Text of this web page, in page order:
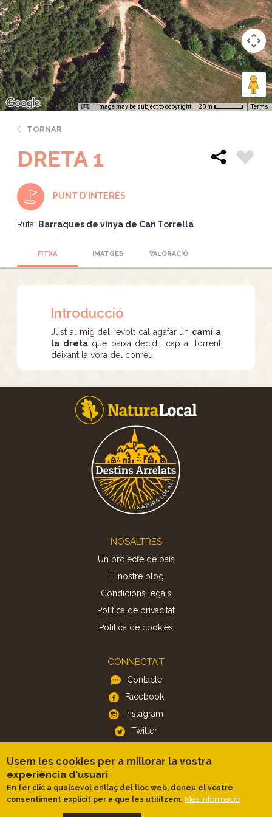
Image may be subject to copyright 20 m Terms
TORNAR
DRETA 1
PUNT D'INTERÈS
Ruta: Barraques de vinya de Can Torrella
FITXA IMATGES VALORACIÓ
Introducció
Just al mig del revolt cal agafar un camí a
la dretaque baixa decidit cap al torrent
deixant la vora del conreu.
NOSALTRES
Un projecte de país
El nostre blog
Condicions legals
Política de privacitat
Politica de cookies
CONNECTA'T
Contacte
Facebook
Instagram
Twitter
APP
iOS
Android
Usem les cookies per a millorar la vostra
experiència d'usuari
En fer clic a qualsevol enllaç del lloc web, doneu el vostre
consentiment explícit per a que les utilitzem. Més informació